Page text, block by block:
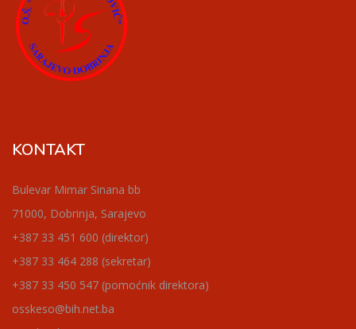
KONTAKT
Bulevar Mimar Sinana bb
71000, Dobrinja, Sarajevo
+387 33 451 600 (direktor)
+387 33 464 288 (sekretar)
+387 33 450 547 (pomoćnik direktora)
osskeso@bih.net.ba